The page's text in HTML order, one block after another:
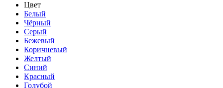
Цвет
Белый
Чёрный
Серый
Бежевый
Коричневый
Желтый
Синий
Красный
Голубой